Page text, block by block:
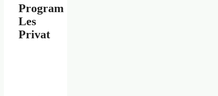
Program
Les
Privat